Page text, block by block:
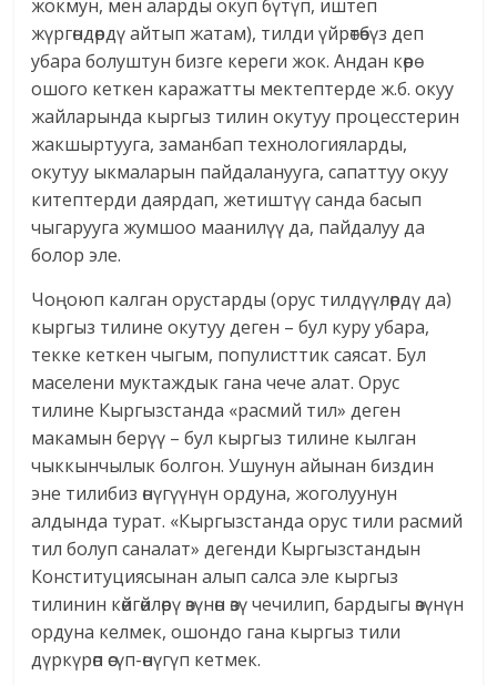
жокмун, мен аларды окуп бүтүп, иштеп
жүргөндөрдү айтып жатам), тилди үйрөтөбүз деп
убара болуштун бизге кереги жок. Андан көрө
ошого кеткен каражатты мектептерде ж.б. окуу
жайларында кыргыз тилин окутуу процесстерин
жакшыртууга, заманбап технологияларды,
окутуу ыкмаларын пайдаланууга, сапаттуу окуу
китептерди даярдап, жетиштүү санда басып
чыгарууга жумшоо маанилүү да, пайдалуу да
болор эле.
Чоңоюп калган орустарды (орус тилдүүлөрдү да)
кыргыз тилине окутуу деген – бул куру убара,
текке кеткен чыгым, популисттик саясат. Бул
маселени муктаждык гана чече алат. Орус
тилине Кыргызстанда «расмий тил» деген
макамын берүү – бул кыргыз тилине кылган
чыккынчылык болгон. Ушунун айынан биздин
эне тилибиз өнүгүүнүн ордуна, жоголуунун
алдында турат. «Кыргызстанда орус тили расмий
тил болуп саналат» дегенди Кыргызстандын
Конституциясынан алып салса эле кыргыз
тилинин көйгөйлөрү өзүнөн өзү чечилип, бардыгы өзүнүн
ордуна келмек, ошондо гана кыргыз тили
дүркүрөп өсүп-өнүгүп кетмек.